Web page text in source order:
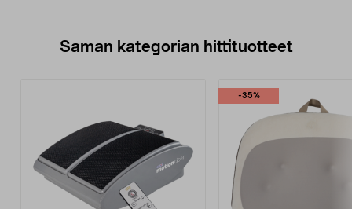
Saman kategorian hittituotteet
-35%